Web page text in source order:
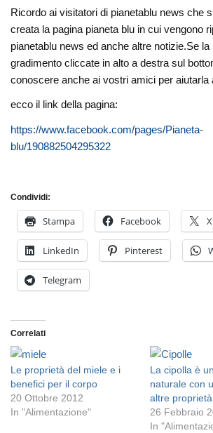
Ricordo ai visitatori di pianetablu news che
creata la pagina pianeta blu in cui vengono
pianetablu news ed anche altre notizie.Se
gradimento cliccate in alto a destra sul
conoscere anche ai vostri amici per aiutarla
ecco il link della pagina:
https://www.facebook.com/pages/Pianeta-
blu/190882504295322
Condividi:
Stampa Facebook X
LinkedIn Pinterest
Telegram
Correlati
Le proprietà del miele e i
benefici per il corpo
20 Ottobre 2012
In "Alimentazione"
La cipolla è
naturale con
altre proprietà
26 Febbraio
In